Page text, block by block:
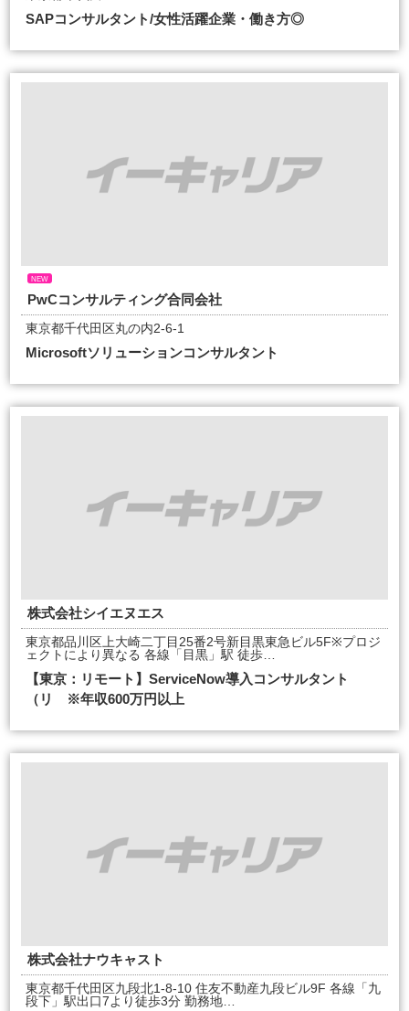
SAPコンサルタント/女性活躍企業・働き方◎
NEW
PwCコンサルティング合同会社
東京都千代田区丸の内2-6-1
Microsoftソリューションコンサルタント
株式会社シイエヌエス
東京都品川区上大崎二丁目25番2号新目黒東急ビル5F※プロジ
ェクトにより異なる 各線「目黒」駅 徒歩…
【東京：リモート】ServiceNow導入コンサルタント
（リ ※年収600万円以上
株式会社ナウキャスト
東京都千代田区九段北1-8-10 住友不動産九段ビル9F 各線「九
段下」駅出口7より徒歩3分 勤務地…